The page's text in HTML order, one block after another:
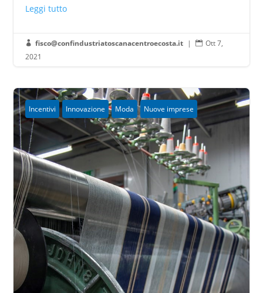
Leggi tutto
 fisco@confindustriatoscanacentroecosta.it |  Ott 7,
2021
Incentivi Innovazione Moda Nuove imprese